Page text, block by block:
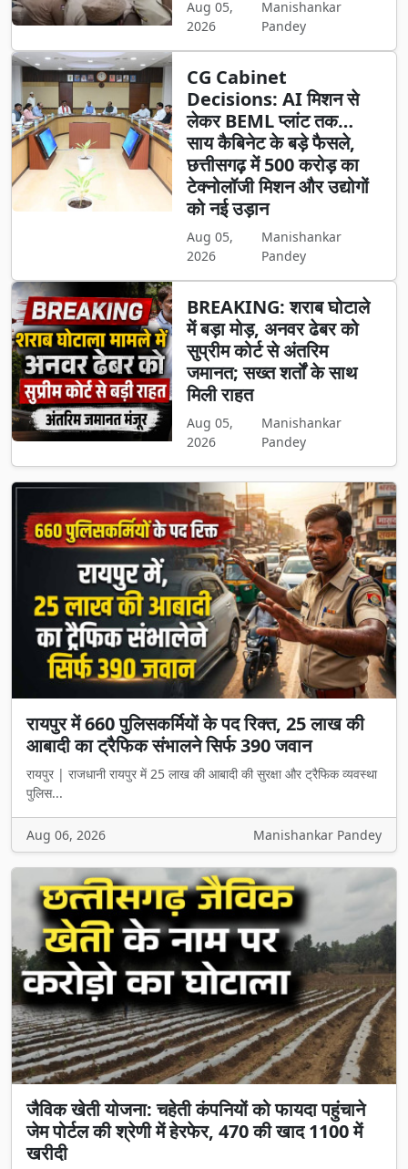
Aug 05,
2026
Manishankar
Pandey
CG Cabinet
Decisions: AI मिशन से
लेकर BEML प्लांट तक…
साय कैबिनेट के बड़े फैसले,
छत्तीसगढ़ में 500 करोड़ का
टेक्नोलॉजी मिशन और उद्योगों
को नई उड़ान
Aug 05,
2026
Manishankar
Pandey
BREAKING: शराब घोटाले
में बड़ा मोड़, अनवर ढेबर को
सुप्रीम कोर्ट से अंतरिम
जमानत; सख्त शर्तों के साथ
मिली राहत
Aug 05,
2026
Manishankar
Pandey
रायपुर में 660 पुलिसकर्मियों के पद रिक्त, 25 लाख की
आबादी का ट्रैफिक संभालने सिर्फ 390 जवान
रायपुर | राजधानी रायपुर में 25 लाख की आबादी की सुरक्षा और ट्रैफिक व्यवस्था
पुलिस...
Aug 06, 2026 Manishankar Pandey
जैविक खेती योजना: चहेती कंपनियों को फायदा पहुंचाने
जेम पोर्टल की श्रेणी में हेरफेर, 470 की खाद 1100 में
खरीदी